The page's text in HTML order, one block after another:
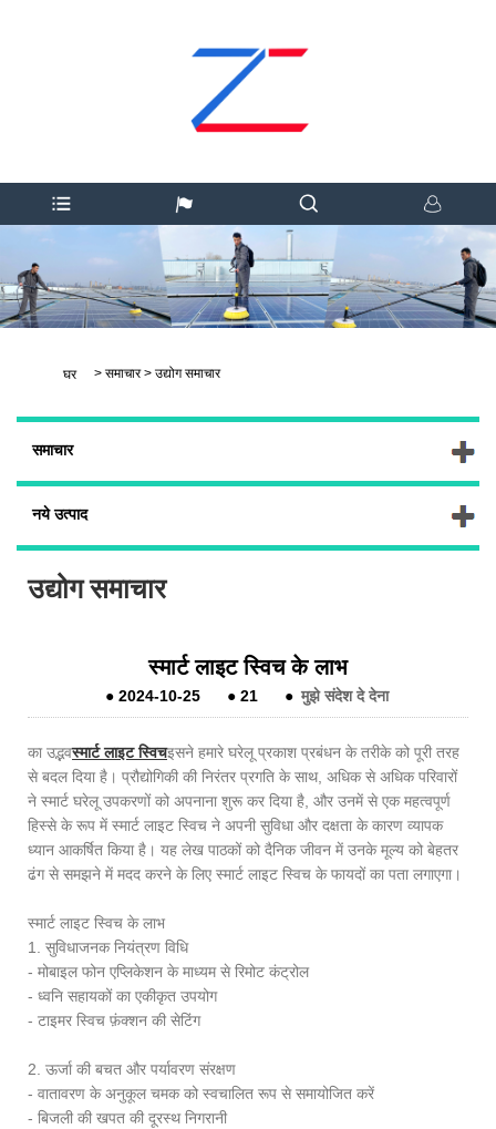
घर > समाचार > उद्योग समाचार
समाचार
नये उत्पाद
उद्योग समाचार
स्मार्ट लाइट स्विच के लाभ
● 2024-10-25 ● 21 ● मुझे संदेश दे देना
का उद्भवस्मार्ट लाइट स्विचइसने हमारे घरेलू प्रकाश प्रबंधन के तरीके को पूरी तरह
से बदल दिया है। प्रौद्योगिकी की निरंतर प्रगति के साथ, अधिक से अधिक परिवारों
ने स्मार्ट घरेलू उपकरणों को अपनाना शुरू कर दिया है, और उनमें से एक महत्वपूर्ण
हिस्से के रूप में स्मार्ट लाइट स्विच ने अपनी सुविधा और दक्षता के कारण व्यापक
ध्यान आकर्षित किया है। यह लेख पाठकों को दैनिक जीवन में उनके मूल्य को बेहतर
ढंग से समझने में मदद करने के लिए स्मार्ट लाइट स्विच के फायदों का पता लगाएगा।
स्मार्ट लाइट स्विच के लाभ
1. सुविधाजनक नियंत्रण विधि
- मोबाइल फोन एप्लिकेशन के माध्यम से रिमोट कंट्रोल
- ध्वनि सहायकों का एकीकृत उपयोग
- टाइमर स्विच फ़ंक्शन की सेटिंग
2. ऊर्जा की बचत और पर्यावरण संरक्षण
- वातावरण के अनुकूल चमक को स्वचालित रूप से समायोजित करें
- बिजली की खपत की दूरस्थ निगरानी